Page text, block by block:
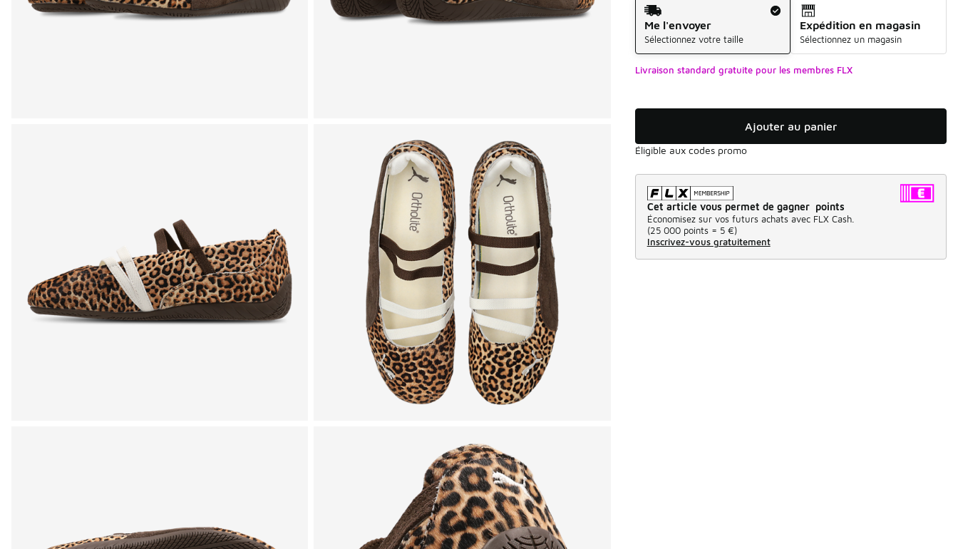
Me l'envoyer
Sélectionnez votre taille
Expédition en magasin
Sélectionnez un magasin
Livraison standard gratuite pour les membres FLX
Ajouter au panier
Éligible aux codes promo
Cet article vous permet de gagner points
Économisez sur vos futurs achats avec FLX Cash.
(25 000 points = 5 €)
Inscrivez-vous gratuitement